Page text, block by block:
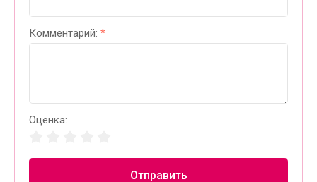
Комментарий: *
Оценка:
Отправить